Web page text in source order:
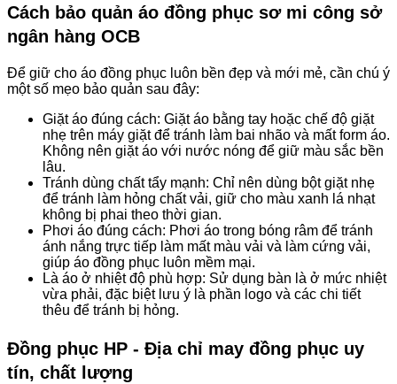
Cách bảo quản áo đồng phục sơ mi công sở
ngân hàng OCB
Để giữ cho áo đồng phục luôn bền đẹp và mới mẻ, cần chú ý
một số mẹo bảo quản sau đây:
Giặt áo đúng cách: Giặt áo bằng tay hoặc chế độ giặt
nhẹ trên máy giặt để tránh làm bai nhão và mất form áo.
Không nên giặt áo với nước nóng để giữ màu sắc bền
lâu.
Tránh dùng chất tẩy mạnh: Chỉ nên dùng bột giặt nhẹ
để tránh làm hỏng chất vải, giữ cho màu xanh lá nhạt
không bị phai theo thời gian.
Phơi áo đúng cách: Phơi áo trong bóng râm để tránh
ánh nắng trực tiếp làm mất màu vải và làm cứng vải,
giúp áo đồng phục luôn mềm mại.
Là áo ở nhiệt độ phù hợp: Sử dụng bàn là ở mức nhiệt
vừa phải, đặc biệt lưu ý là phần logo và các chi tiết
thêu để tránh bị hỏng.
Đồng phục HP - Địa chỉ may đồng phục uy
tín, chất lượng